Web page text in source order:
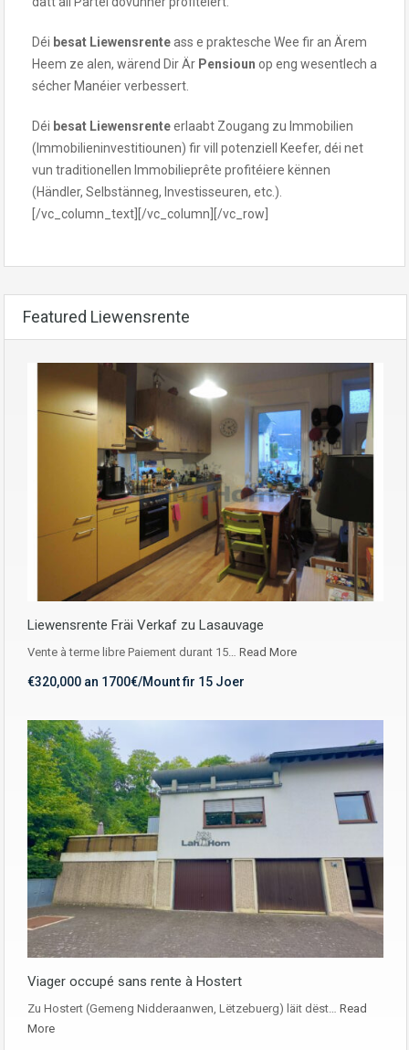
Déi besat Liewensrenteass e praktesche Wee fir an Ärem
Heem ze alen, wärend Dir Är Pensioun op eng wesentlech a
sécher Manéier verbessert.
Déi besat Liewensrenteerlaabt Zougang zu Immobilien
(Immobilieninvestitiounen) fir vill potenziell Keefer, déi net
vun traditionellen Immobilieprête profitéiere kënnen
(Händler, Selbstänneg, Investisseuren, etc.).
[/vc_column_text][/vc_column][/vc_row]
Featured Liewensrente
Liewensrente Fräi Verkaf zu Lasauvage
Vente à terme libre Paiement durant 15… Read More
€320,000 an 1700€/Mount fir 15 Joer
Viager occupé sans rente à Hostert
Zu Hostert (Gemeng Nidderaanwen, Lëtzebuerg) läit dëst… Read
More